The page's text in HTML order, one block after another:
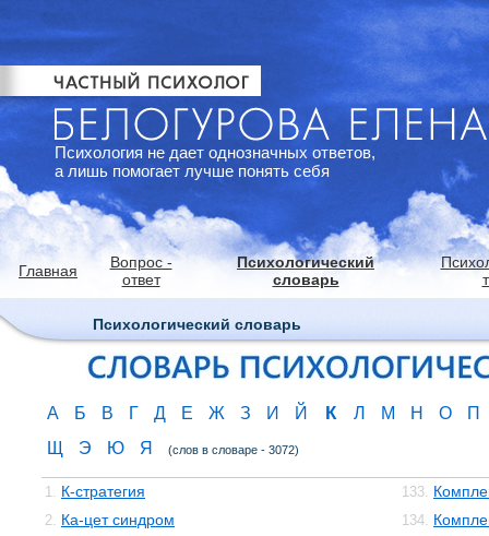
Психология не дает однозначных ответов,
а лишь помогает лучше понять себя
Главная
Вопрос -
ответ
Психологический
словарь
Психологический словарь
А Б В Г Д Е Ж З И Й К Л М Н О
П
Щ
Э Ю Я (слов в словаре - 3072)
1. К-стратегия
2. Ка-цет синдром
133.
134.